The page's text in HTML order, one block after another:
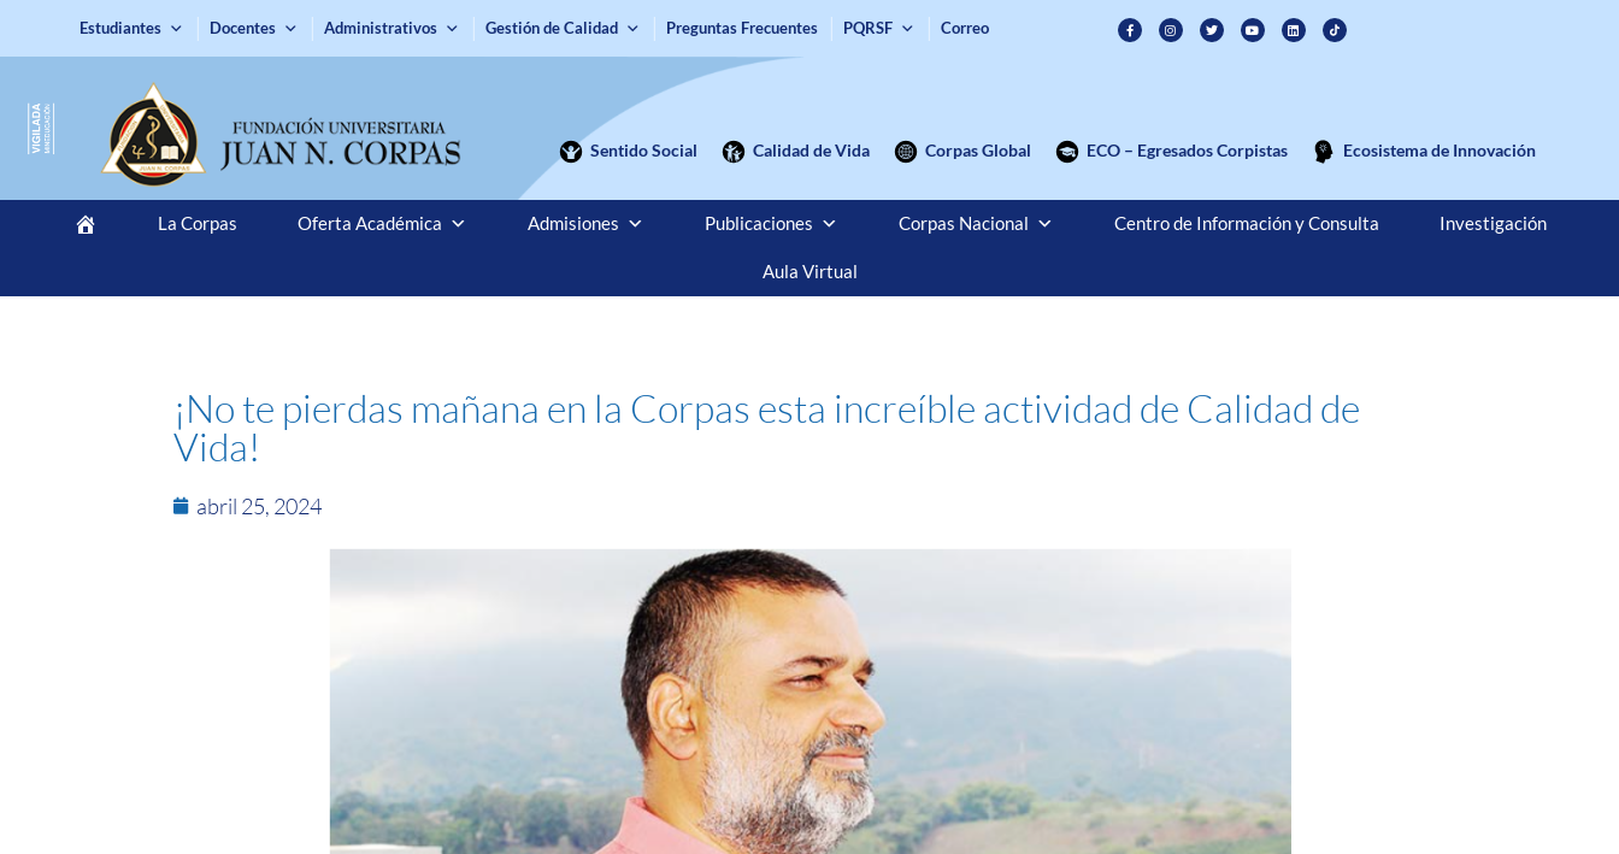
Estudiantes Docentes Administrativos Gestión de Calidad Preguntas Frecuentes PQRSF Correo
Sentido Social Calidad de Vida Corpas Global ECO – Egresados Corpistas Ecosistema de Innovación
La Corpas Oferta Académica Admisiones Publicaciones Corpas Nacional Centro de Información y Consulta Investigación
Aula Virtual
¡No te pierdas mañana en la Corpas esta increíble actividad de Calidad de
Vida!
abril 25, 2024